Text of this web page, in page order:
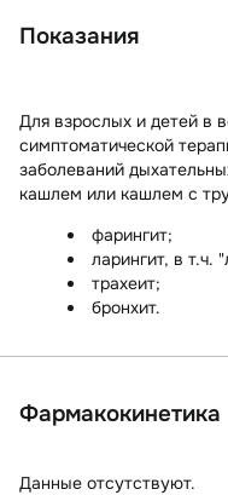
Показания
Для взрослых и детей в
симптоматической
заболеваний
кашлем или кашлем с
фарингит;
ларингит, в т.ч.
трахеит;
бронхит.
Фармакокинетика
Данные отсутствуют.